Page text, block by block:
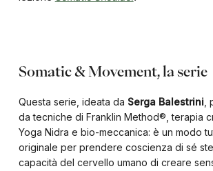
Somatic & Movement, la serie
Questa serie, ideata da Serga Balestrini
da tecniche di Franklin Method® , terapia
Yoga Nidra e bio-meccanica: è un modo
originale per prendere coscienza di sé
capacità del cervello umano di creare